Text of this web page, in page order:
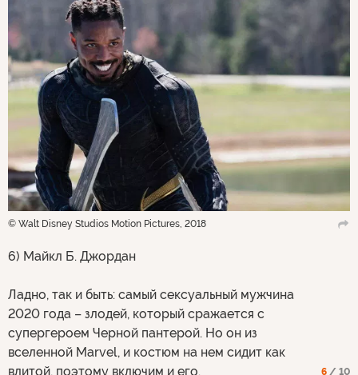
© Walt Disney Studios Motion Pictures, 2018
6) Майкл Б. Джордан
Ладно, так и быть: самый сексуальный мужчина
2020 года – злодей, который сражается с
супергероем Черной пантерой. Но он из
вселенной Marvel, и костюм на нем сидит как
влитой, поэтому включим и его.
6 / 10